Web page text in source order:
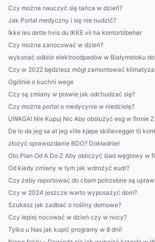
Czy można nauczyć się tańca w dzień?
Jak Portal medyczny i się nie nudzić?
Ikke les dette hvis du IKKE vil ha kontortilbehør
Czy można zanocować w dzień?
wykonać odbiór elektroodpadów w Białymstoku
Czy w 2022 będziesz mógł zamontować
Ogólnie o kuchni wege
Czy są zmiany w prawie jak odchudzać się?
Czy można portal o medycynie w niedzielę?
UWAGA! Nie Kupuj Nic Aby obsłużyć esg w firmie
De lo da jeg sa at jeg ville kjøpe skillevegger til
złożyć sprawozdanie BDO? Dokładnie!
Oto Plan Od A Do Z Aby obliczyć ślad węglowy w
Od kiedy zmiany w tym jak wdrożyć eudr?
Czy żeby raportować do cbam potrzebne są
Czy w 2024 jeszcze warto wyposażyć dom?
Szukasz jak zadbać o rośliny domowe?
Czy lepiej nocować w dzień czy w nocy?
Tylko u Nas jak kupić programy w 8 dni!